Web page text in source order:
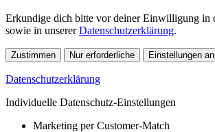
Erkundige dich bitte vor deiner Einwilligung in
sowie in unsererDatenschutzerklärung.
Zustimmen Nur erforderliche Einstellungen
Datenschutzerklärung
Individuelle Datenschutz-Einstellungen
Marketing per Customer-Match